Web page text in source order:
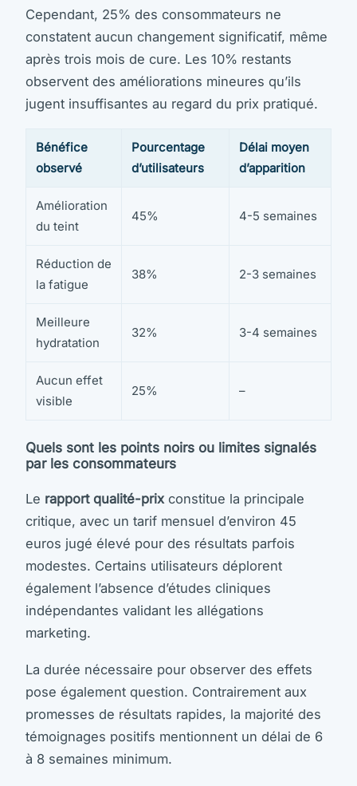
Cependant, 25% des consommateurs ne
constatent aucun changement significatif, même
après trois mois de cure. Les 10% restants
observent des améliorations mineures qu’ils
jugent insuffisantes au regard du prix pratiqué.
Bénéfice
observé
Pourcentage
d’utilisateurs
Délai moyen
d’apparition
Amélioration
du teint
45% 4-5 semaines
Réduction de
la fatigue
38% 2-3 semaines
Meilleure
hydratation
32% 3-4 semaines
Aucun effet
visible
25% –
Quels sont les points noirs ou limites signalés
par les consommateurs
Le rapport qualité-prix constitue la principale
critique, avec un tarif mensuel d’environ 45
euros jugé élevé pour des résultats parfois
modestes. Certains utilisateurs déplorent
également l’absence d’études cliniques
indépendantes validant les allégations
marketing.
La durée nécessaire pour observer des effets
pose également question. Contrairement aux
promesses de résultats rapides, la majorité des
témoignages positifs mentionnent un délai de 6
à 8 semaines minimum.